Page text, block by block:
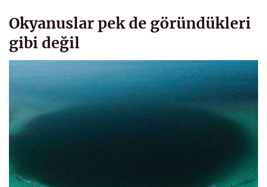
Okyanuslar pek de göründükleri
gibi değil